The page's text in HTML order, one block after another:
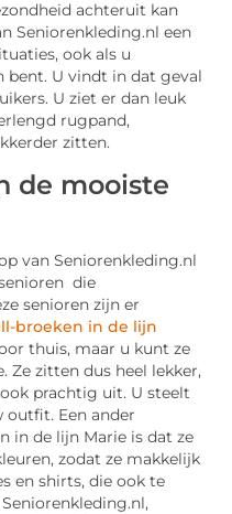
achteruit kan
Seniorenkleding.nl een
ook als u
bent. U vindt in dat geval
U ziet er dan leuk
rugpand,
zitten.
de mooiste
van Seniorenkleding.nl
die
senioren zijn er
broeken in de lijn
thuis, maar u kunt ze
Ze zitten dus heel lekker,
prachtig uit. U steelt
outfit. Een ander
in de lijn Marie is dat ze
zodat ze makkelijk
en shirts, die ook te